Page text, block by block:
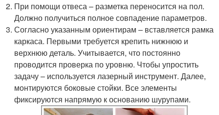
При помощи отвеса – разметка переносится на пол.
Должно получиться полное совпадение параметров.
Согласно указанным ориентирам – вставляется рамка
каркаса. Первыми требуется крепить нижнюю и
верхнюю деталь. Учитывается, что постоянно
проводится проверка по уровню. Чтобы упростить
задачу – используется лазерный инструмент. Далее,
монтируются боковые стойки. Все элементы
фиксируются напрямую к основанию шурупами.